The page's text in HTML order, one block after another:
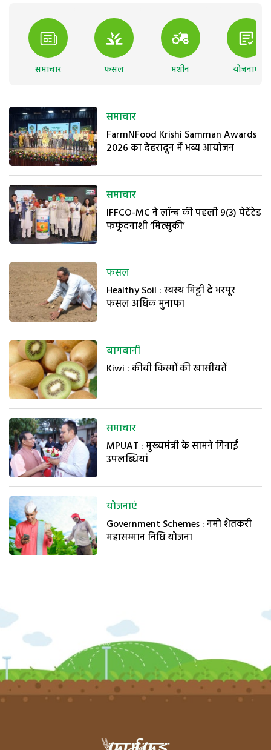
समाचार फसल मशीन योजनाएं
समाचार
FarmNFood Krishi Samman Awards
2026 का देहरादून में भव्य आयोजन
समाचार
IFFCO-MC ने लॉन्च की पहली 9(3) पेटेंटेड
फफूंदनाशी ‘मित्सुकी’
फसल
Healthy Soil : स्वस्थ मिट्टी दे भरपूर
फसल अधिक मुनाफा
बागबानी
Kiwi : कीवी किस्मों की खासीयतें
समाचार
MPUAT : मुख्यमंत्री के सामने गिनाईं
उपलब्धियां
योजनाएं
Government Schemes : नमो शेतकरी
महासम्मान निधि योजना